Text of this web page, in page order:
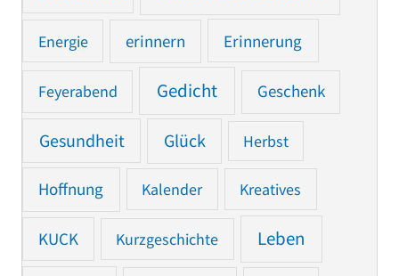
Energie erinnern Erinnerung
Feyerabend Gedicht Geschenk
Gesundheit Glück Herbst
Hoffnung Kalender Kreatives
KUCK Kurzgeschichte Leben